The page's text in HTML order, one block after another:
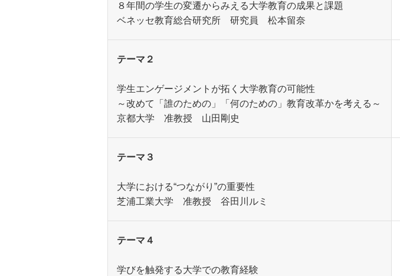
８年間の学生の変遷からみえる大学教育の成果と課題
ベネッセ教育総合研究所 研究員 松本留奈
テーマ２
学生エンゲージメントが拓く大学教育の可能性
～改めて「誰のための」「何のための」教育改革かを考える～
京都大学 准教授 山田剛史
テーマ３
大学における“つながり”の重要性
芝浦工業大学 准教授 谷田川ルミ
テーマ４
学びを触発する大学での教育経験